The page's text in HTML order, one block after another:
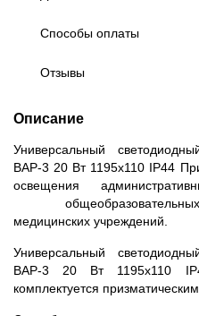
Способы оплаты
Отзывы
Описание
Универсальный
BAP-3 20 Вт 1195x110 IP44
освещения
медицинских учреждений.
Универсальный
BAP-3 20 Вт 1195x110
комплектуется